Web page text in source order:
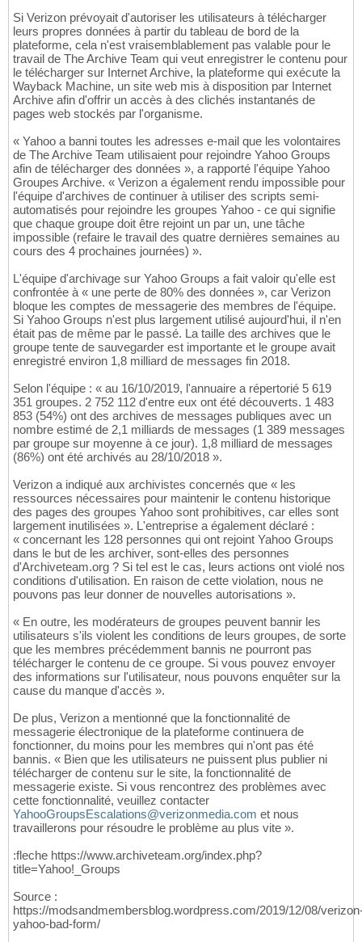
Si Verizon prévoyait d'autoriser les utilisateurs à télécharger
leurs propres données à partir du tableau de bord de la
plateforme, cela n'est vraisemblablement pas valable pour le
travail de The Archive Team qui veut enregistrer le contenu pour
le télécharger sur Internet Archive, la plateforme qui exécute la
Wayback Machine, un site web mis à disposition par Internet
Archive afin d'offrir un accès à des clichés instantanés de
pages web stockés par l'organisme.
« Yahoo a banni toutes les adresses e-mail que les volontaires
de The Archive Team utilisaient pour rejoindre Yahoo Groups
afin de télécharger des données », a rapporté l'équipe Yahoo
Groupes Archive. « Verizon a également rendu impossible pour
l'équipe d'archives de continuer à utiliser des scripts semi-
automatisés pour rejoindre les groupes Yahoo - ce qui signifie
que chaque groupe doit être rejoint un par un, une tâche
impossible (refaire le travail des quatre dernières semaines au
cours des 4 prochaines journées) ».
L'équipe d'archivage sur Yahoo Groups a fait valoir qu'elle est
confrontée à « une perte de 80% des données », car Verizon
bloque les comptes de messagerie des membres de l'équipe.
Si Yahoo Groups n'est plus largement utilisé aujourd'hui, il n'en
était pas de même par le passé. La taille des archives que le
groupe tente de sauvegarder est importante et le groupe avait
enregistré environ 1,8 milliard de messages fin 2018.
Selon l'équipe : « au 16/10/2019, l'annuaire a répertorié 5 619
351 groupes. 2 752 112 d'entre eux ont été découverts. 1 483
853 (54%) ont des archives de messages publiques avec un
nombre estimé de 2,1 milliards de messages (1 389 messages
par groupe sur moyenne à ce jour). 1,8 milliard de messages
(86%) ont été archivés au 28/10/2018 ».
Verizon a indiqué aux archivistes concernés que « les
ressources nécessaires pour maintenir le contenu historique
des pages des groupes Yahoo sont prohibitives, car elles sont
largement inutilisées ». L'entreprise a également déclaré :
« concernant les 128 personnes qui ont rejoint Yahoo Groups
dans le but de les archiver, sont-elles des personnes
d'Archiveteam.org ? Si tel est le cas, leurs actions ont violé nos
conditions d'utilisation. En raison de cette violation, nous ne
pouvons pas leur donner de nouvelles autorisations ».
« En outre, les modérateurs de groupes peuvent bannir les
utilisateurs s'ils violent les conditions de leurs groupes, de sorte
que les membres précédemment bannis ne pourront pas
télécharger le contenu de ce groupe. Si vous pouvez envoyer
des informations sur l'utilisateur, nous pouvons enquêter sur la
cause du manque d'accès ».
De plus, Verizon a mentionné que la fonctionnalité de
messagerie électronique de la plateforme continuera de
fonctionner, du moins pour les membres qui n'ont pas été
bannis. « Bien que les utilisateurs ne puissent plus publier ni
télécharger de contenu sur le site, la fonctionnalité de
messagerie existe. Si vous rencontrez des problèmes avec
cette fonctionnalité, veuillez contacter
YahooGroupsEscalations@verizonmedia.com et nous
travaillerons pour résoudre le problème au plus vite ».
:fleche https://www.archiveteam.org/index.php?
title=Yahoo!_Groups
Source :
https://modsandmembersblog.wordpress.com/2019/12/08/
yahoo-bad-form/